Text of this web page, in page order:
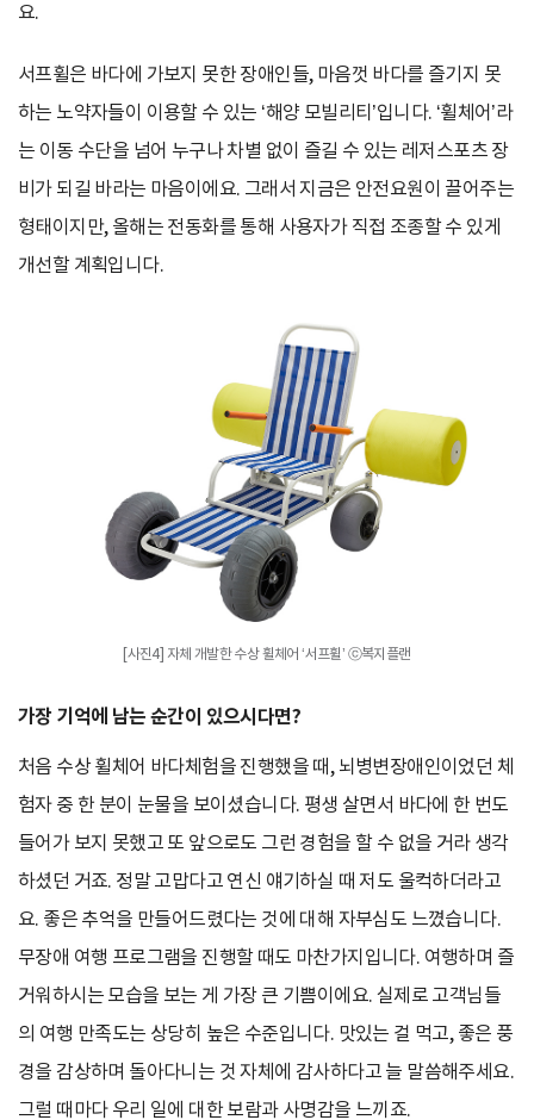
요.
서프휠은 바다에 가보지 못한 장애인들, 마음껏 바다를 즐기지 못
하는 노약자들이 이용할 수 있는 ‘해양 모빌리티’입니다. ‘휠체어’라
는 이동 수단을 넘어 누구나 차별 없이 즐길 수 있는 레저스포츠 장
비가 되길 바라는 마음이에요. 그래서 지금은 안전요원이 끌어주는
형태이지만, 올해는 전동화를 통해 사용자가 직접 조종할 수 있게
개선할 계획입니다.
[사진4] 자체 개발한 수상 휠체어 ‘서프휠’ ⓒ복지플랜
가장 기억에 남는 순간이 있으시다면?
처음 수상 휠체어 바다체험을 진행했을 때, 뇌병변장애인이었던 체
험자 중 한 분이 눈물을 보이셨습니다. 평생 살면서 바다에 한 번도
들어가 보지 못했고 또 앞으로도 그런 경험을 할 수 없을 거라 생각
하셨던 거죠. 정말 고맙다고 연신 얘기하실 때 저도 울컥하더라고
요. 좋은 추억을 만들어드렸다는 것에 대해 자부심도 느꼈습니다.
무장애 여행 프로그램을 진행할 때도 마찬가지입니다. 여행하며 즐
거워하시는 모습을 보는 게 가장 큰 기쁨이에요. 실제로 고객님들
의 여행 만족도는 상당히 높은 수준입니다. 맛있는 걸 먹고, 좋은 풍
경을 감상하며 돌아다니는 것 자체에 감사하다고 늘 말씀해주세요.
그럴 때마다 우리 일에 대한 보람과 사명감을 느끼죠.